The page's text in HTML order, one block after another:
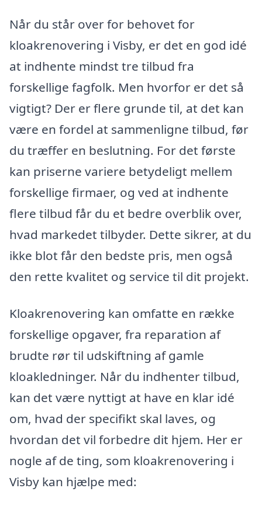
Når du står over for behovet for
kloakrenovering i Visby, er det en god idé
at indhente mindst tre tilbud fra
forskellige fagfolk. Men hvorfor er det så
vigtigt? Der er flere grunde til, at det kan
være en fordel at sammenligne tilbud, før
du træffer en beslutning. For det første
kan priserne variere betydeligt mellem
forskellige firmaer, og ved at indhente
flere tilbud får du et bedre overblik over,
hvad markedet tilbyder. Dette sikrer, at du
ikke blot får den bedste pris, men også
den rette kvalitet og service til dit projekt.
Kloakrenovering kan omfatte en række
forskellige opgaver, fra reparation af
brudte rør til udskiftning af gamle
kloakledninger. Når du indhenter tilbud,
kan det være nyttigt at have en klar idé
om, hvad der specifikt skal laves, og
hvordan det vil forbedre dit hjem. Her er
nogle af de ting, som kloakrenovering i
Visby kan hjælpe med: